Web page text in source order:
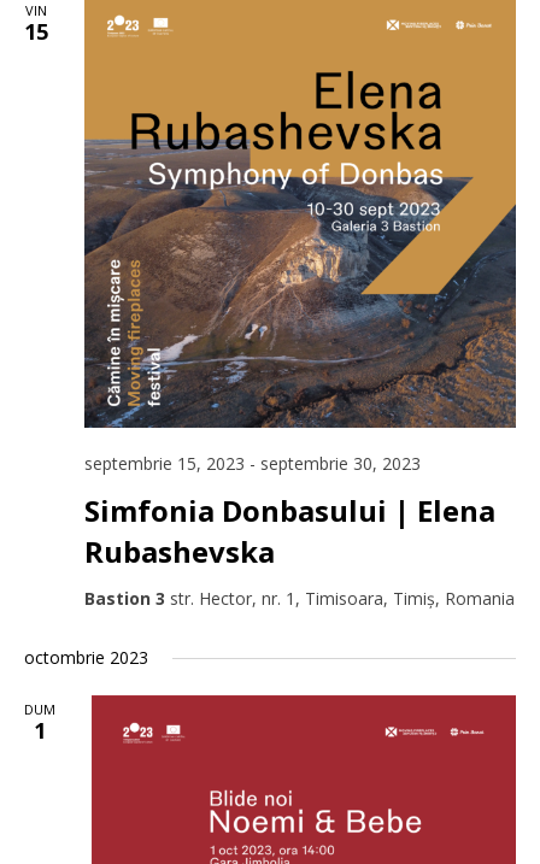
VIN
15
septembrie 15, 2023 - septembrie 30, 2023
Simfonia Donbasului | Elena
Rubashevska
Bastion 3 str. Hector, nr. 1, Timisoara, Timiș, Romania
octombrie 2023
DUM
1